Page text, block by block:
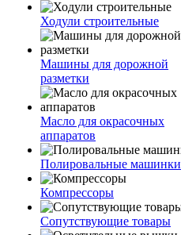
Ходули строительные
Машины для дорожной
разметки
Масло для окрасочных
аппаратов
Полировальные машинки
Компрессоры
Сопутствующие товары